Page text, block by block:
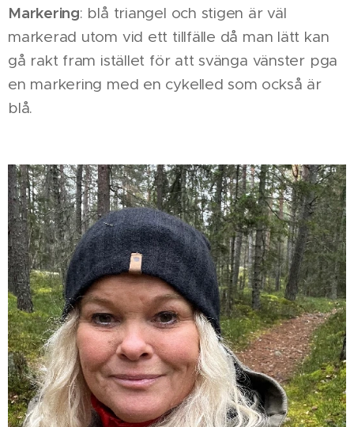
Markering: blå triangel och stigen är väl
markerad utom vid ett tillfälle då man lätt kan
gå rakt fram istället för att svänga vänster pga
en markering med en cykelled som också är
blå.